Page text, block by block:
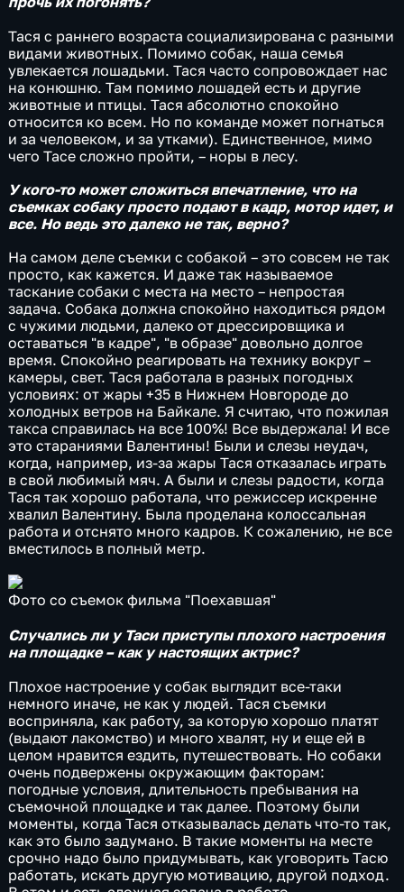
Тася с раннего возраста социализирована с разными
видами животных. Помимо собак, наша семья
увлекается лошадьми. Тася часто сопровождает нас
на конюшню. Там помимо лошадей есть и другие
животные и птицы. Тася абсолютно спокойно
относится ко всем. Но по команде может погнаться
и за человеком, и за утками). Единственное, мимо
чего Тасе сложно пройти, – норы в лесу.
У кого-то может сложиться впечатление, что на
съемках собаку просто подают в кадр, мотор идет, и
все. Но ведь это далеко не так, верно?
На самом деле съемки с собакой – это совсем не так
просто, как кажется. И даже так называемое
таскание собаки с места на место – непростая
задача. Собака должна спокойно находиться рядом
с чужими людьми, далеко от дрессировщика и
оставаться "в кадре", "в образе" довольно долгое
время. Спокойно реагировать на технику вокруг –
камеры, свет. Тася работала в разных погодных
условиях: от жары +35 в Нижнем Новгороде до
холодных ветров на Байкале. Я считаю, что пожилая
такса справилась на все 100%! Все выдержала! И все
это стараниями Валентины! Были и слезы неудач,
когда, например, из-за жары Тася отказалась играть
в свой любимый мяч. А были и слезы радости, когда
Тася так хорошо работала, что режиссер искренне
хвалил Валентину. Была проделана колоссальная
работа и отснято много кадров. К сожалению, не все
вместилось в полный метр.
Фото со съемок фильма "Поехавшая"
Случались ли у Таси приступы плохого настроения
на площадке – как у настоящих актрис?
Плохое настроение у собак выглядит все-таки
немного иначе, не как у людей. Тася съемки
восприняла, как работу, за которую хорошо платят
(выдают лакомство) и много хвалят, ну и еще ей в
целом нравится ездить, путешествовать. Но собаки
очень подвержены окружающим факторам:
погодные условия, длительность пребывания на
съемочной площадке и так далее. Поэтому были
моменты, когда Тася отказывалась делать что-то так,
как это было задумано. В такие моменты на месте
срочно надо было придумывать, как уговорить Тасю
работать, искать другую мотивацию, другой подход.